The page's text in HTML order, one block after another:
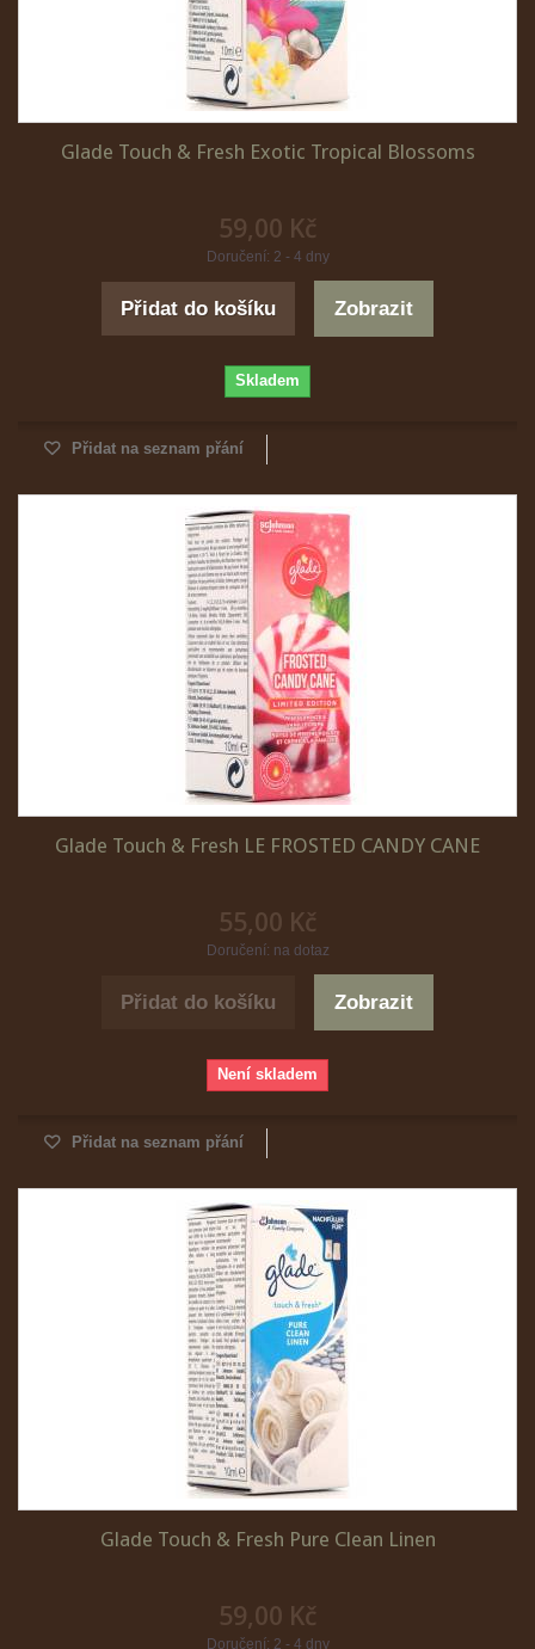
Glade Touch & Fresh Exotic Tropical Blossoms
59,00 Kč
Doručení: 2 - 4 dny
Přidat do košíku Zobrazit
Skladem
Přidat na seznam přání
Glade Touch & Fresh LE FROSTED CANDY CANE
55,00 Kč
Doručení: na dotaz
Přidat do košíku Zobrazit
Není skladem
Přidat na seznam přání
Glade Touch & Fresh Pure Clean Linen
59,00 Kč
Doručení: 2 - 4 dny